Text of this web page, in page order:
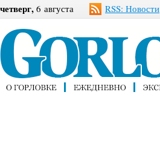
четверг, 6 августа RSS: Новости